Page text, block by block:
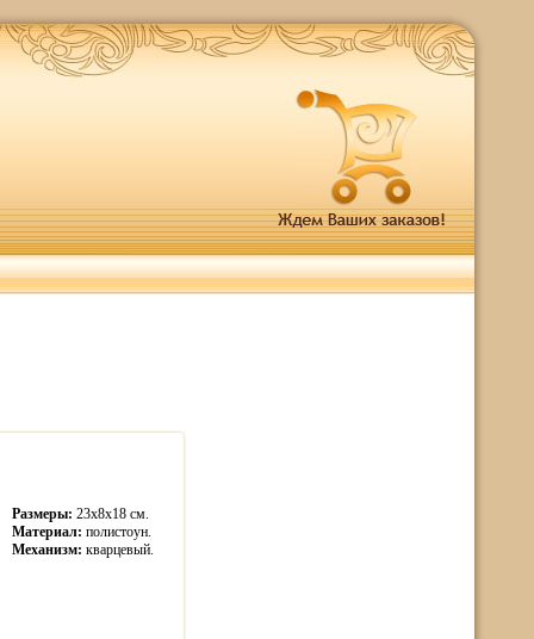
Размеры: 23х8х18 см.
Материал: полистоун.
Механизм: кварцевый.